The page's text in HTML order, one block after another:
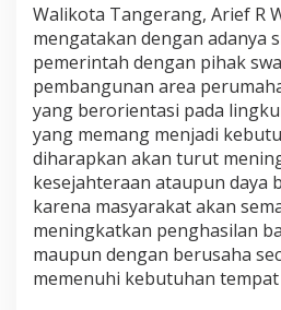
Walikota Tangerang, Arief R
mengatakan dengan adanya
pemerintah dengan pihak
pembangunan area
yang berorientasi pada
yang memang menjadi
diharapkan akan turut
kesejahteraan ataupun daya
karena masyarakat akan
meningkatkan penghasilan
maupun dengan berusaha
memenuhi kebutuhan